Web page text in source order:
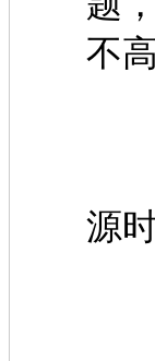
不
直
源
教